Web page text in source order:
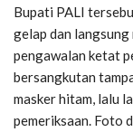
Bupati PALI
gelap dan langsung
pengawalan ketat
bersangkutan
masker hitam, lalu
pemeriksaan. Foto